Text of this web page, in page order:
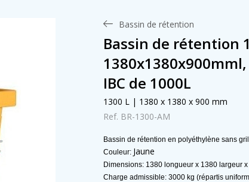
Bassin de rétention
Bassin de rétention
IBC de 1000L
1300 L | 1380 x 1380 x 900 mm
Ref. BR-1300-AM
Bassin de rétention en polyéthylène sans
Couleur: Jaune
Dimensions: 1380 longueur x 1380 largeur
Charge admissible: 3000 kg (répartis